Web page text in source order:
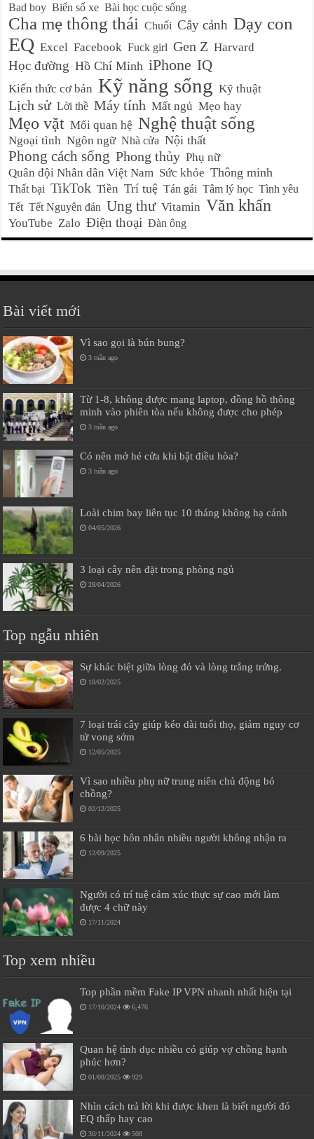
Bad boy Biển số xe Bài học cuộc sống
Cha mẹ thông thái Chuối Cây cảnh Dạy con
EQ Excel Facebook Fuck girl Gen Z Harvard
Học đường Hồ Chí Minh iPhone IQ
Kiến thức cơ bản Kỹ năng sống Kỹ thuật
Lịch sử Lời thề Máy tính Mất ngủ Mẹo hay
Mẹo vặt Mối quan hệ Nghệ thuật sống
Ngoại tình Ngôn ngữ Nhà cửa Nội thất
Phong cách sống Phong thủy Phụ nữ
Quân đội Nhân dân Việt Nam Sức khỏe Thông minh
Thất bại TikTok Tiền Trí tuệ Tán gái Tâm lý học Tình yêu
Tết Tết Nguyên đán Ung thư Vitamin Văn khấn
YouTube Zalo Điện thoại Đàn ông
Bài viết mới
Vì sao gọi là bún bung?
3 tuần ago
Từ 1-8, không được mang laptop, đồng hồ thông
minh vào phiên tòa nếu không được cho phép
3 tuần ago
Có nên mở hé cửa khi bật điều hòa?
3 tuần ago
Loài chim bay liên tục 10 tháng không hạ cánh
04/05/2026
3 loại cây nên đặt trong phòng ngủ
28/04/2026
Top ngẫu nhiên
Sự khác biệt giữa lòng đỏ và lòng trắng trứng.
18/02/2025
7 loại trái cây giúp kéo dài tuổi thọ, giảm nguy cơ
tử vong sớm
12/05/2025
Vì sao nhiều phụ nữ trung niên chủ động bỏ
chồng?
02/12/2025
6 bài học hôn nhân nhiều người không nhận ra
12/09/2025
Người có trí tuệ cảm xúc thực sự cao mới làm
được 4 chữ này
17/11/2024
Top xem nhiều
Top phần mềm Fake IP VPN nhanh nhất hiện tại
17/10/2024 6,476
Quan hệ tình dục nhiều có giúp vợ chồng hạnh
phúc hơn?
01/08/2025 929
Nhìn cách trả lời khi được khen là biết người đó
EQ thấp hay cao
30/11/2024 508